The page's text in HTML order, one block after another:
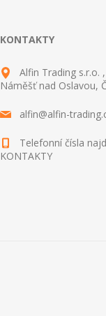
KONTAKTY
Alfin Trading s.r.o.
Náměšť nad Oslavou,
alfin@alfin-
Telefonní čísla
KONTAKTY